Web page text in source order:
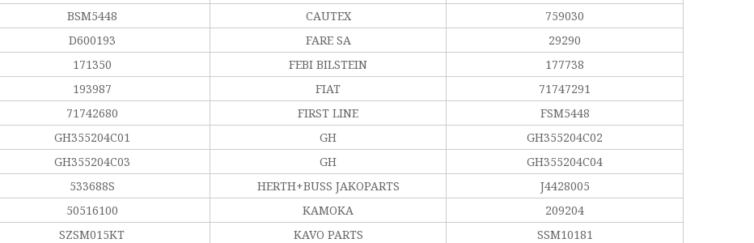
BSM5448 CAUTEX
759030
D600193 FARE SA
29290
171350 FEBI BILSTEIN
177738
193987 FIAT
71747291
71742680 FIRST LINE
FSM5448
GH355204C01 GH
GH355204C02
GH355204C03 GH
GH355204C04
533688S HERTH+BUSS JAKOPARTS
J4428005
50516100 KAMOKA
209204
SZSM015KT KAVO PARTS
SSM10181